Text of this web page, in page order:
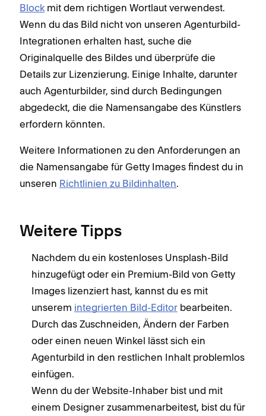
Block mit dem richtigen Wortlaut verwendest.
Wenn du das Bild nicht von unseren Agenturbild-
Integrationen erhalten hast, suche die
Originalquelle des Bildes und überprüfe die
Details zur Lizenzierung. Einige Inhalte, darunter
auch Agenturbilder, sind durch Bedingungen
abgedeckt, die die Namensangabe des Künstlers
erfordern könnten.
Weitere Informationen zu den Anforderungen an
die Namensangabe für Getty Images findest du in
unseren Richtlinien zu Bildinhalten.
Weitere Tipps
Nachdem du ein kostenloses Unsplash-Bild
hinzugefügt oder ein Premium-Bild von Getty
Images lizenziert hast, kannst du es mit
unserem integrierten Bild-Editor bearbeiten.
Durch das Zuschneiden, Ändern der Farben
oder einen neuen Winkel lässt sich ein
Agenturbild in den restlichen Inhalt problemlos
einfügen.
Wenn du der Website-Inhaber bist und mit
einem Designer zusammenarbeitest, bist du für